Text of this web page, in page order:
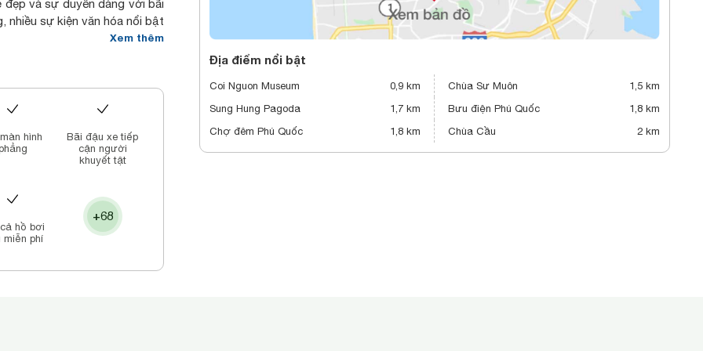
đẹp và sự duyên dáng với bãi
nhiều sự kiện văn hóa nổi bật
sống và các món ăn địa
Quốc chào đón khách du
đó, tất cả các điểm tham
tôi sẽ là một lựa chọn sáng
nhiên, Sunset Beach Resort
phòng đều rộng rãi, đầy đủ
chất lượng hàng đầu, bao
nghỉ dưỡng, két sắt, bồn
Xem thêm
hình
Bãi đậu xe tiếp
cận người
khuyết tật
hồ bơi
miễn phí
+68
Địa điểm nổi bật
Coi Nguon Museum 0,9 km Chùa Sư Muôn
1,5 km
Sung Hung Pagoda
1,7 km Bưu điện Phú Quốc
1,8 km
Chợ đêm Phú Quốc
1,8 km Chùa Cầu 2 km